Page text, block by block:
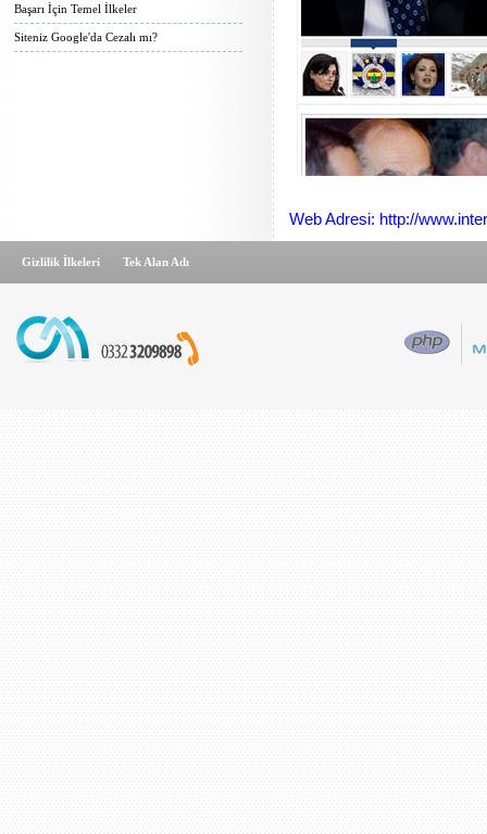
Başarı İçin Temel İlkeler
Siteniz Google'da Cezalı mı?
Web Adresi: http://
Gizlilik İlkeleri Tek Alan Adı